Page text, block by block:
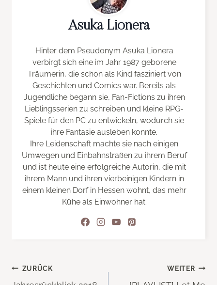
Asuka Lionera
Hinter dem Pseudonym Asuka Lionera
verbirgt sich eine im Jahr 1987 geborene
Träumerin, die schon als Kind fasziniert von
Geschichten und Comics war. Bereits als
Jugendliche begann sie, Fan-Fictions zu ihren
Lieblingsserien zu schreiben und kleine RPG-
Spiele für den PC zu entwickeln, wodurch sie
ihre Fantasie ausleben konnte.
Ihre Leidenschaft machte sie nach einigen
Umwegen und Einbahnstraßen zu ihrem Beruf
und ist heute eine erfolgreiche Autorin, die mit
ihrem Mann und ihren vierbeinigen Kindern in
einem kleinen Dorf in Hessen wohnt, das mehr
Kühe als Einwohner hat.
Beitragsnavigation
ZURÜCK WEITER